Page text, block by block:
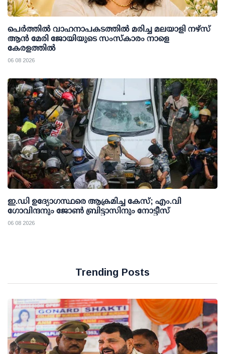
പെർത്തിൽ വാഹനാപകടത്തിൽ മരിച്ച മലയാളി നഴ്സ്
ആൻ മേരി ജോയിയുടെ സംസ്കാരം നാളെ
കേരളത്തിൽ
06 08 2026
ഇ.ഡി ഉദ്യോഗസ്ഥരെ ആക്രമിച്ച കേസ്; എം.വി
ഗോവിന്ദനും ജോണ്‍ ബ്രിട്ടാസിനും നോട്ടീസ്
06 08 2026
Trending Posts